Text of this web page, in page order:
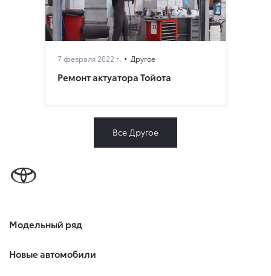
7 февраля 2022 г. Другое
Ремонт актуатора Тойота
Все Другое
Модельный ряд
Новые автомобили